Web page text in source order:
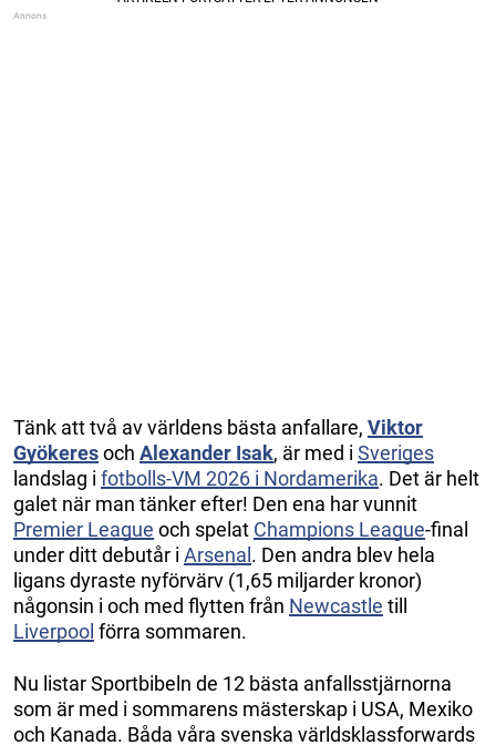
Tänk att två av världens bästa anfallare, Viktor
Gyökeresoch Alexander Isak, är med i Sveriges
landslag i fotbolls-VM 2026 i Nordamerika. Det är helt
galet när man tänker efter! Den ena har vunnit
Premier League och spelat Champions League-final
under ditt debutår i Arsenal . Den andra blev hela
ligans dyraste nyförvärv (1,65 miljarder kronor)
någonsin i och med flytten från Newcastle till
Liverpool förra sommaren.
Nu listar Sportbibeln de 12 bästa anfallsstjärnorna
som är med i sommarens mästerskap i USA, Mexiko
och Kanada. Båda våra svenska världsklassforwards